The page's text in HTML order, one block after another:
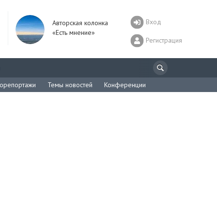
Авторская колонка
«Есть мнение»
Вход
Регистрация
Темы новостей Конференции